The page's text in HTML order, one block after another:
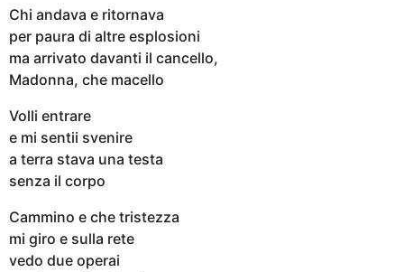
Chi andava e ritornava
per paura di altre esplosioni
ma arrivato davanti il cancello,
Madonna, che macello
Volli entrare
e mi sentii svenire
a terra stava una testa
senza il corpo
Cammino e che tristezza
mi giro e sulla rete
vedo due operai